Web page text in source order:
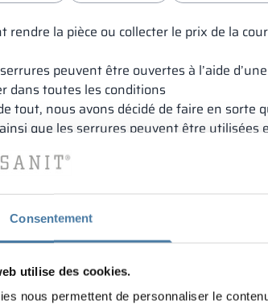
Consentement
utilise des cookies.
nous permettent de personnaliser le
rendre la pièce ou collecter le prix de la
peuvent être ouvertes à l’aide
dans toutes les conditions
tout, nous avons décidé de faire en
que les serrures peuvent être
les serrures, pas les portes
proposons peuvent être
sans qu’il soit nécessaire de
des trous supplémentaires seront
temps à attendre
la disponibilité des serrures sur les
de serrures à mortaise ou à
nous contacter pour connaître la